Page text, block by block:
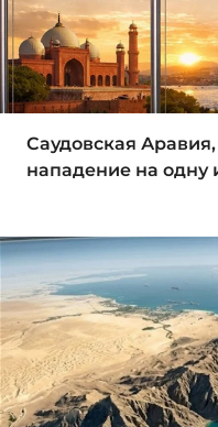
Саудовская
нападение на одну